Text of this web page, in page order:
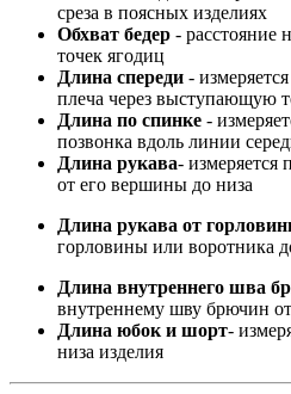
среза в поясных изделиях
Обхват бедер - расстояние
точек ягодиц
Длина спереди -
плеча через выступающую
Длина по спинке -
позвонка вдоль линии
Длина рукава- измеряется
от его вершины до низа
Длина рукава от
горловины или воротника
Длина внутреннего шва
внутреннему шву брючин
Длина юбок и шорт-
низа изделия